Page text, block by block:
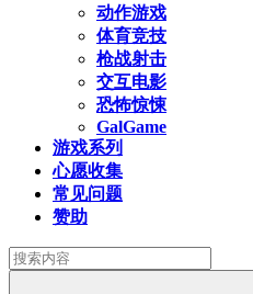
动作游戏
体育竞技
枪战射击
交互电影
恐怖惊悚
GalGame
游戏系列
心愿收集
常见问题
赞助